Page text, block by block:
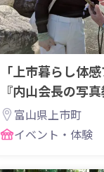
「上市暮らし体
『内山会長の写真
富山県上市町
イベント・体験